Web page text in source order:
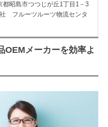
昭島市つつじが丘1丁目1－3
フルーツルーツ物流センタ
OEMメーカーを効率よ